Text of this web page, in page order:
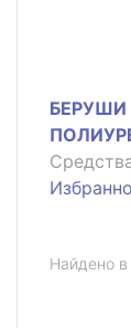
БЕРУШИ
Найдено в